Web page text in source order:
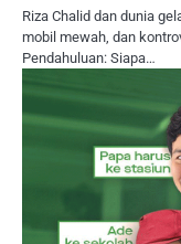
Riza Chalid dan dunia
mobil mewah, dan
Pendahuluan: Siapa…